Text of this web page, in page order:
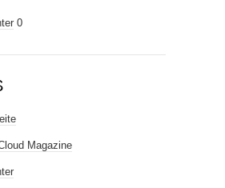
0
Magazine